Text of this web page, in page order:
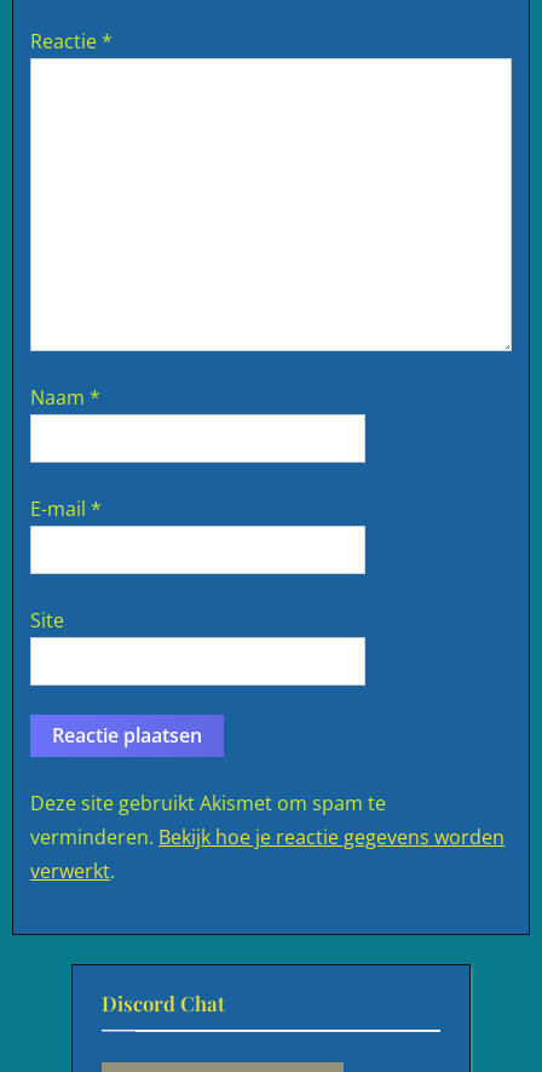
Reactie*
Naam *
E-mail *
Site
Deze site gebruikt Akismet om spam te
verminderen. Bekijk hoe je reactie gegevens worden
verwerkt.
Discord Chat